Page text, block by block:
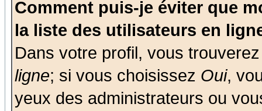
Comment puis-je éviter que
la liste des utilisateurs en
Dans votre profil, vous
ligne; si vous choisissez Oui,
yeux des administrateurs ou